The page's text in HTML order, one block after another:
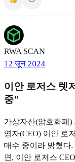
RWA SCAN
12 जून 2024
이안 로저스 렛
중"
가상자산(암호화폐)
영자(CEO) 이안 로
매수 중이라 밝혔다
면, 이안 로저스